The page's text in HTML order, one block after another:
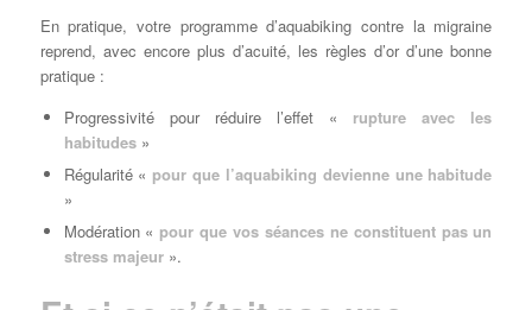
En pratique, votre programme d’aquabiking contre la migraine
reprend, avec encore plus d’acuité, les règles d’or d’une bonne
pratique :
Progressivité pour réduire l’effet « rupture avec les
habitudes»
Régularité « pour que l’aquabiking devienne une habitude
»
Modération « pour que vos séances ne constituent pas un
stress majeur».